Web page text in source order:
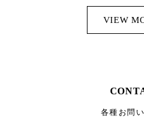
VIEW
各種お問